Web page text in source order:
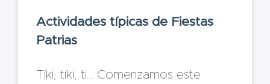
Actividades típicas de Fiestas
Patrias
Tiki, tiki, ti… Comenzamos este